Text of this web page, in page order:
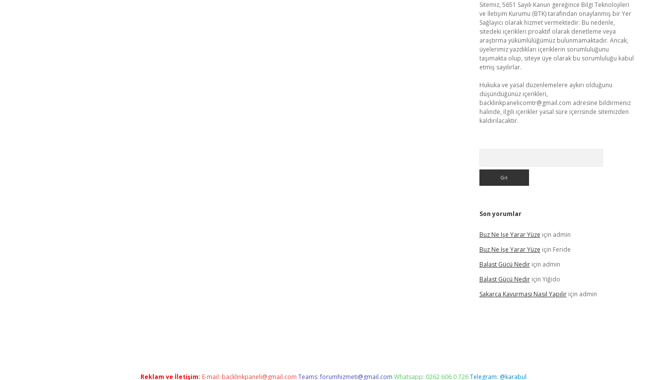
Sitemiz, 5651 Sayılı Kanun gereğince Bilgi Teknolojileri
ve İletişim Kurumu (BTK) tarafından onaylanmış bir Yer
Sağlayıcı olarak hizmet vermektedir. Bu nedenle,
sitedeki içerikleri proaktif olarak denetleme veya
araştırma yükümlülüğümüz bulunmamaktadır. Ancak,
üyelerimiz yazdıkları içeriklerin sorumluluğunu
taşımakta olup, siteye üye olarak bu sorumluluğu kabul
etmiş sayılırlar.
Hukuka ve yasal düzenlemelere aykırı olduğunu
düşündüğünüz içerikleri,
backlinkpanelicomtr@gmail.com adresine bildirmeniz
halinde, ilgili içerikler yasal süre içerisinde sitemizden
kaldırılacaktır.
Son yorumlar
Buz Ne Işe Yarar Yüze için admin
Buz Ne Işe Yarar Yüze için Feride
Balast Gücü Nediriçin admin
Balast Gücü Nediriçin Yiğido
Sakarca Kavurması Nasıl Yapılıriçin admin
Reklam ve İletişim: E-mail: backlinkpaneli@gmail.com Teams:forumhizmeti@gmail.com Whatsapp: 0262 606 0 726Telegram: @karabul